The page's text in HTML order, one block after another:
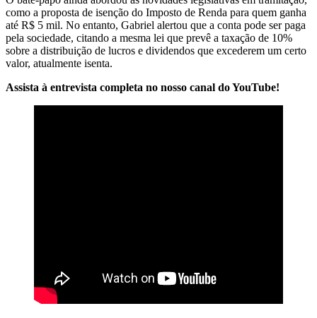
como a proposta de isenção do Imposto de Renda para quem ganha
até R$ 5 mil. No entanto, Gabriel alertou que a conta pode ser paga
pela sociedade, citando a mesma lei que prevê a taxação de 10%
sobre a distribuição de lucros e dividendos que excederem um certo
valor, atualmente isenta.
Assista à entrevista completa no nosso canal do YouTube!